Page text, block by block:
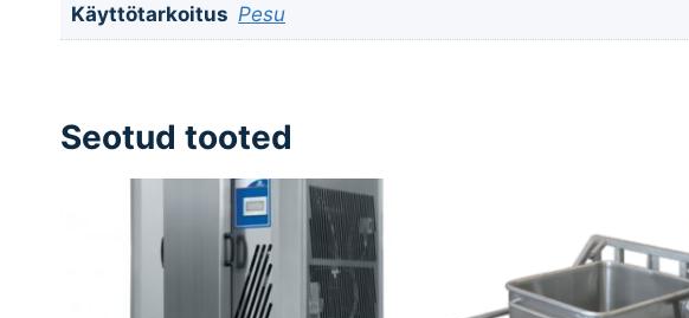
Käyttötarkoitus Pesu
Seotud tooted